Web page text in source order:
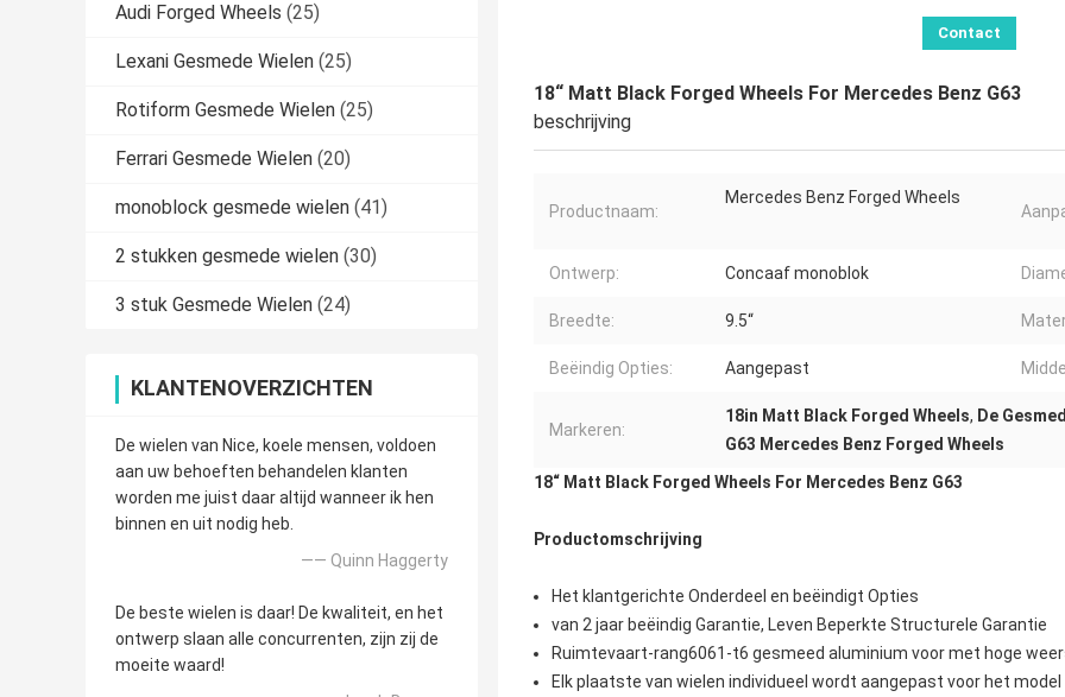
Audi Forged Wheels (25)
Lexani Gesmede Wielen (25)
Rotiform Gesmede Wielen (25)
Ferrari Gesmede Wielen (20)
monoblock gesmede wielen (41)
2 stukken gesmede wielen (30)
3 stuk Gesmede Wielen (24)
KLANTENOVERZICHTEN
De wielen van Nice, koele mensen, voldoen
aan uw behoeften behandelen klanten
worden me juist daar altijd wanneer ik hen
binnen en uit nodig heb.
—— Quinn Haggerty
De beste wielen is daar! De kwaliteit, en het
ontwerp slaan alle concurrenten, zijn zij de
moeite waard!
Contact
18“ Matt Black Forged Wheels For Mercedes Benz G63
beschrijving
Productnaam:
Mercedes Benz Forged Wheels
Ontwerp: Concaaf monoblok
Breedte: 9.5“
Beëindig Opties: Aangepast
Markeren:
18in Matt Black Forged Wheels, De
G63 Mercedes Benz Forged Wheels
18“ Matt Black Forged Wheels For Mercedes Benz G63
Productomschrijving
Het klantgerichte Onderdeel en beëindigt Opties
van 2 jaar beëindig Garantie, Leven Beperkte Structurele Garantie
Ruimtevaart-rang6061-t6 gesmeed aluminium voor met hoge
Elk plaatste van wielen individueel wordt aangepast voor het